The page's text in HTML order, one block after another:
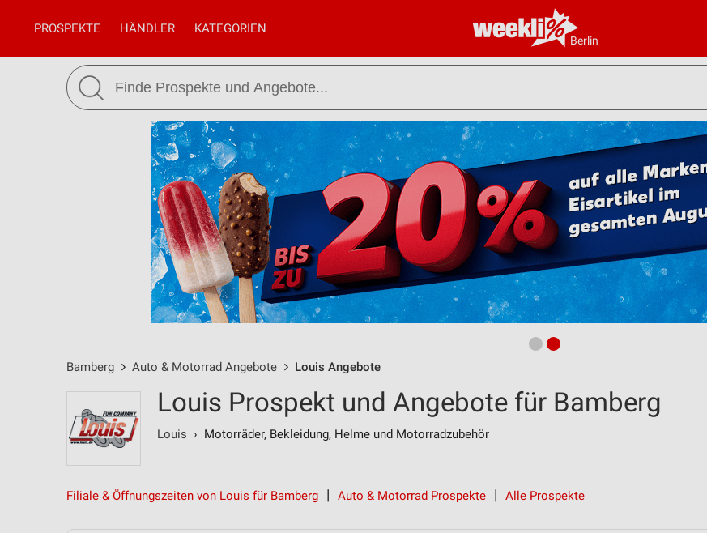
Berlin
PROSPEKTE HÄNDLER KATEGORIEN
Bamberg Auto & Motorrad Angebote Louis Angebote
Louis Prospekt und Angebote für Bamberg
Louis › Motorräder, Bekleidung, Helme und Motorradzubehör
Filiale & Öffnungszeiten von Louis für Bamberg Auto & Motorrad Prospekte Alle Prospekte